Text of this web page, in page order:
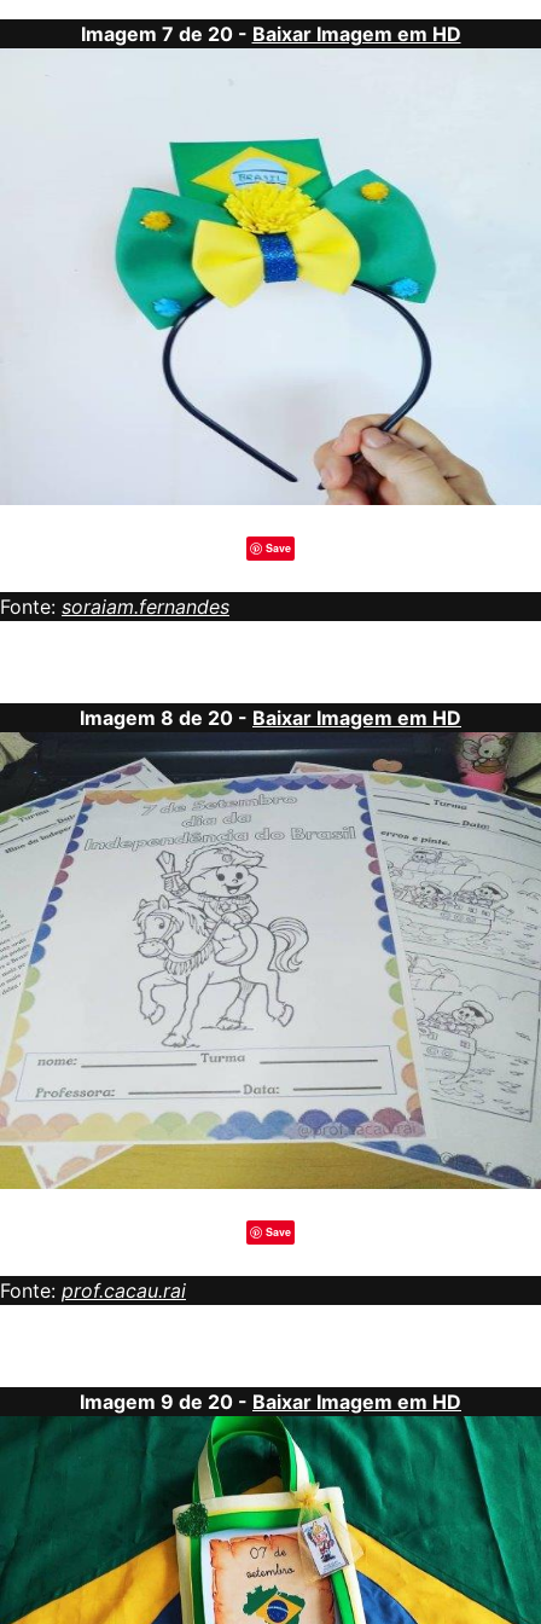
Imagem 7 de 20 - Baixar Imagem em HD
Save
Fonte: soraiam.fernandes
Imagem 8 de 20 - Baixar Imagem em HD
Save
Fonte: prof.cacau.rai
Imagem 9 de 20 - Baixar Imagem em HD